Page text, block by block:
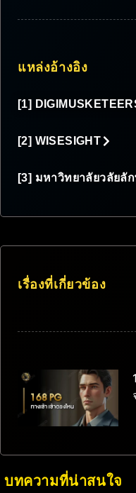
แหล่งอ้างอิง
[1]
[2] WISESIGHT
[3] มหาวิทยาลัยวลัยลั
เรื่องที่เกี่ยวข้อง
บทความที่น่าสนใจ